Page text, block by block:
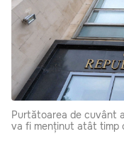
Purtătoarea de cuvânt
va fi menținut atât timp